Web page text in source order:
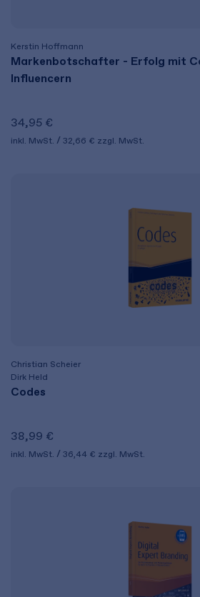
Kerstin Hoffmann
Markenbotschafter - Erfolg mit
Influencern
34,95 €
inkl. MwSt. 32,66 € zzgl. MwSt.
Christian Scheier
Dirk Held
Codes
38,99 €
inkl. MwSt. 36,44 € zzgl. MwSt.